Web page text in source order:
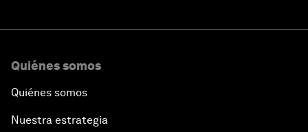
Quiénes somos
Quiénes somos
Nuestra estrategia